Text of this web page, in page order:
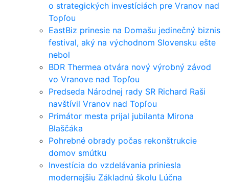
o strategických investíciách pre Vranov nad
Topľou
EastBiz prinesie na Domašu jedinečný biznis
festival, aký na východnom Slovensku ešte
nebol
BDR Thermea otvára nový výrobný závod
vo Vranove nad Topľou
Predseda Národnej rady SR Richard Raši
navštívil Vranov nad Topľou
Primátor mesta prijal jubilanta Mirona
Blaščáka
Pohrebné obrady počas rekonštrukcie
domov smútku
Investícia do vzdelávania priniesla
modernejšiu Základnú školu Lúčna